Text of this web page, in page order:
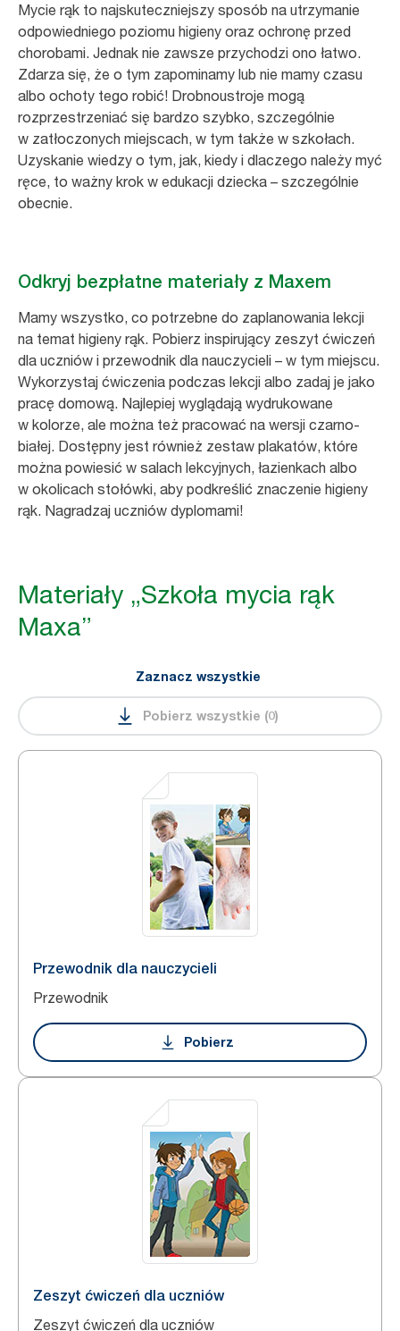
Mycie rąk to najskuteczniejszy sposób na utrzymanie
odpowiedniego poziomu higieny oraz ochronę przed
chorobami. Jednak nie zawsze przychodzi ono łatwo.
Zdarza się, że o tym zapominamy lub nie mamy czasu
albo ochoty tego robić! Drobnoustroje mogą
rozprzestrzeniać się bardzo szybko, szczególnie
w zatłoczonych miejscach, w tym także w szkołach.
Uzyskanie wiedzy o tym, jak, kiedy i dlaczego należy myć
ręce, to ważny krok w edukacji dziecka – szczególnie
obecnie.
Odkryj bezpłatne materiały z Maxem
Mamy wszystko, co potrzebne do zaplanowania lekcji
na temat higieny rąk. Pobierz inspirujący zeszyt ćwiczeń
dla uczniów i przewodnik dla nauczycieli – w tym miejscu.
Wykorzystaj ćwiczenia podczas lekcji albo zadaj je jako
pracę domową. Najlepiej wyglądają wydrukowane
w kolorze, ale można też pracować na wersji czarno-
białej. Dostępny jest również zestaw plakatów, które
można powiesić w salach lekcyjnych, łazienkach albo
w okolicach stołówki, aby podkreślić znaczenie higieny
rąk. Nagradzaj uczniów dyplomami!
Materiały „Szkoła mycia rąk
Maxa”
Zaznacz wszystkie
Pobierz wszystkie (0)
Przewodnik dla nauczycieli
Przewodnik
Pobierz
Zeszyt ćwiczeń dla uczniów
Zeszyt ćwiczeń dla uczniów